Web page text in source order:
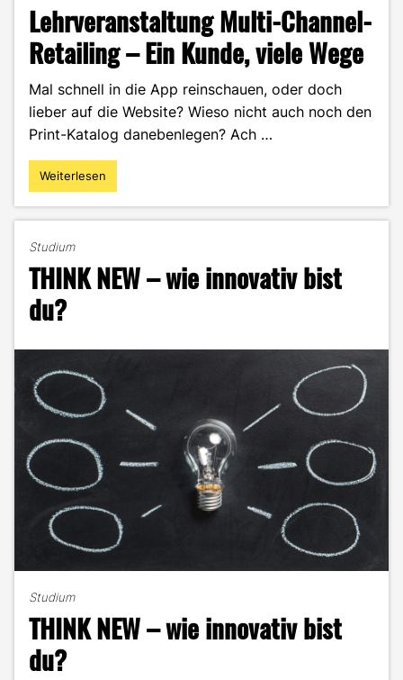
Lehrveranstaltung Multi-Channel-
Retailing – Ein Kunde, viele Wege
Mal schnell in die App reinschauen, oder doch
lieber auf die Website? Wieso nicht auch noch den
Print-Katalog danebenlegen? Ach …
"Lehrveranstaltung
Multi-
–
Ein
Kunde,
viele
Weiterlesen
Studium
THINK NEW – wie innovativ bist
du?
Studium
THINK NEW – wie innovativ bist
du?